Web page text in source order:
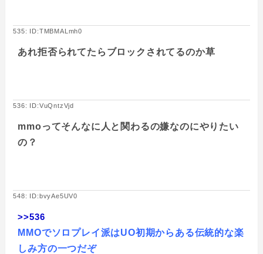
535: ID:TMBMALmh0
あれ拒否られてたらブロックされてるのか草
536: ID:VuQntzVjd
mmoってそんなに人と関わるの嫌なのにやりたい
の？
548: ID:bvyAe5UV0
>>536
MMOでソロプレイ派はUO初期からある伝統的な楽
しみ方の一つだぞ